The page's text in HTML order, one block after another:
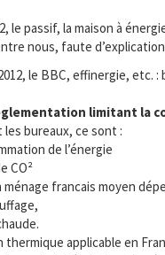
le passif, la maison à
nous, faute
le BBC, effinergie, etc.
limitant la
bureaux, ce sont :
de l’énergie
CO²
ménage francais moyen
applicable en